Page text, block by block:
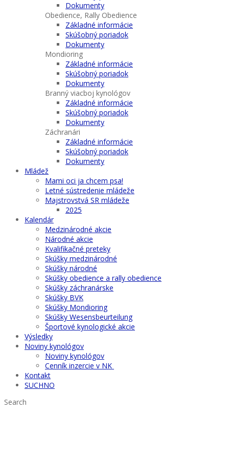
Dokumenty
Obedience, Rally Obedience
Základné informácie
Skúšobný poriadok
Dokumenty
Mondioring
Základné informácie
Skúšobný poriadok
Dokumenty
Branný viacboj kynológov
Základné informácie
Skúšobný poriadok
Dokumenty
Záchranári
Základné informácie
Skúšobný poriadok
Dokumenty
Mládež
Mami oci ja chcem psa!
Letné sústredenie mládeže
Majstrovstvá SR mládeže
2025
Kalendár
Medzinárodné akcie
Národné akcie
Kvalifikačné preteky
Skúšky medzinárodné
Skúšky národné
Skúšky obedience a rally obedience
Skúšky záchranárske
Skúšky BVK
Skúšky Mondioring
Skúšky Wesensbeurteilung
Športové kynologické akcie
Výsledky
Noviny kynológov
Noviny kynológov
Cenník inzercie v NK
Kontakt
SUCHNO
Search